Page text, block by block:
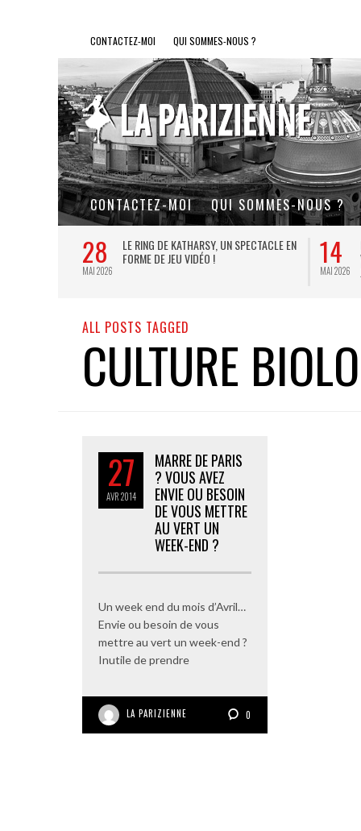
CONTACTEZ-MOI QUI SOMMES-NOUS ?
CONTACTEZ-MOI QUI SOMMES-NOUS ?
28
MAI 2026
LE RING DE KATHARSY, UN SPECTACLE EN
FORME DE JEU VIDÉO !
14
MAI 2026
ALL POSTS TAGGED
CULTURE
27
AVR2014
MARRE DE PARIS
? VOUS AVEZ
ENVIE OU BESOIN
DE VOUS METTRE
AU VERT UN
WEEK-END ?
Un week end du mois d’Avril…
Envie ou besoin de vous
mettre au vert un week-end ?
Inutile de prendre
LA PARIZIENNE 0